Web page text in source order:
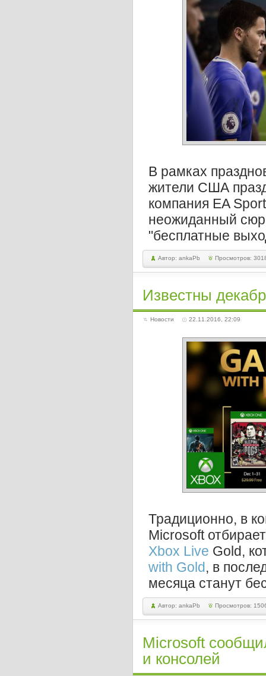
В рамках
жители США
компания EA
неожиданный
"бесплатные
Автор: ankaPb Просмотров:
Известны
Новости 22.11.2016, 22:09
Традиционно, в
Microsoft
Xbox Live Gold,
with Gold, в
месяца станут
Автор: ankaPb Просмотров:
Microsoft
и консолей